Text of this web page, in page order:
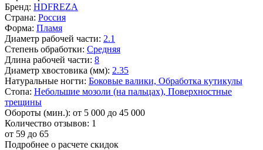
Бренд: HDFREZA
Страна: Россия
Форма: Пламя
Диаметр рабочей части: 2.1
Степень обработки: Средняя
Длина рабочей части: 8
Диаметр хвостовика (мм): 2.35
Натуральные ногти: Боковые валики, Обработка кутикулы
Стопа: Небольшие мозоли (на пальцах), Поверхностные
трещины
Обороты (мин.): от 5 000 до 45 000
Количество отзывов: 1
от 59 до 65
Подробнее о расчете скидок